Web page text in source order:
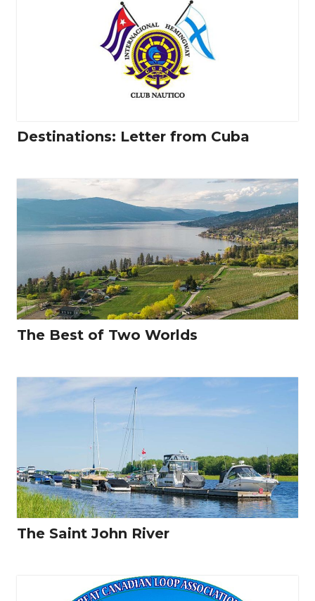
Destinations: Letter from Cuba
The Best of Two Worlds
The Saint John River